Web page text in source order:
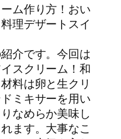
ム作り方！おい
理デザートスイ
介です。今回は
スクリーム！和
料は卵と生クリ
ミキサーを用い
なめらか美味し
ます。大事なこ